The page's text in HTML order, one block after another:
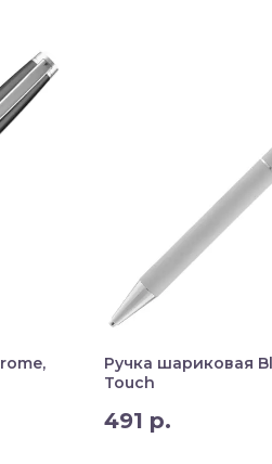
Ручка шариковая
Touch
491 р.